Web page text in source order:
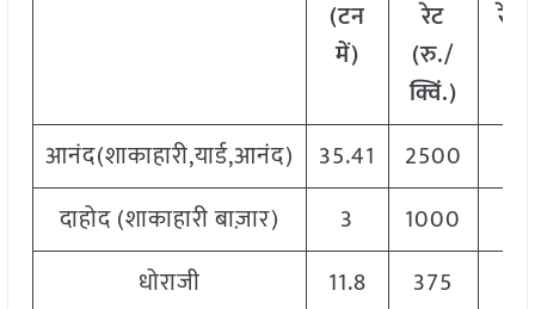
(टन
में)
रेट
(रु./
क्विं.)
रेट
आनंद(शाकाहारी,यार्ड,आनंद) 35.41 2500
दाहोद (शाकाहारी बाज़ार)
3 1000
धोराजी
11.8 375